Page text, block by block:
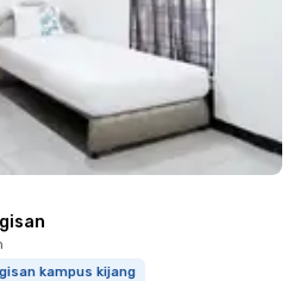
kampus kijang